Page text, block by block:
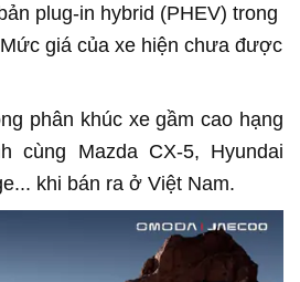
plug-in hybrid (PHEV) trong
giá của xe hiện chưa được
phân khúc xe gầm cao hạng
cùng Mazda CX-5, Hyundai
khi bán ra ở Việt Nam.